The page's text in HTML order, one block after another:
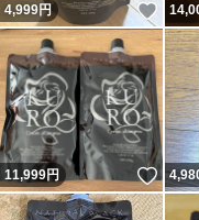
4,999円 いい
11,999円 いい